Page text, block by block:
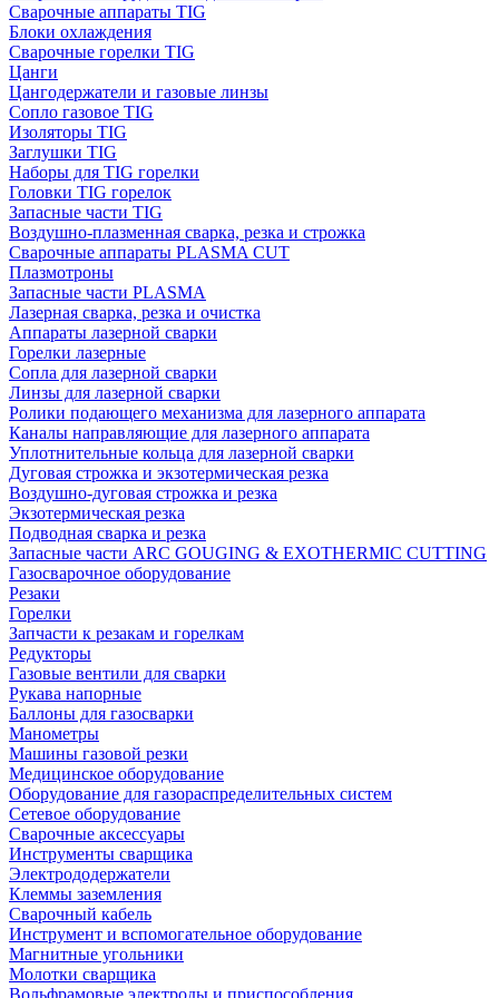
Сварочные аппараты TIG
Блоки охлаждения
Сварочные горелки TIG
Цанги
Цангодержатели и газовые линзы
Сопло газовое TIG
Изоляторы TIG
Заглушки TIG
Наборы для TIG горелки
Головки TIG горелок
Запасные части TIG
Воздушно-плазменная сварка, резка и строжка
Сварочные аппараты PLASMA CUT
Плазмотроны
Запасные части PLASMA
Лазерная сварка, резка и очистка
Аппараты лазерной сварки
Горелки лазерные
Сопла для лазерной сварки
Линзы для лазерной сварки
Ролики подающего механизма для лазерного аппарата
Каналы направляющие для лазерного аппарата
Уплотнительные кольца для лазерной сварки
Дуговая строжка и экзотермическая резка
Воздушно-дуговая строжка и резка
Экзотермическая резка
Подводная сварка и резка
Запасные части ARC GOUGING & EXOTHERMIC CUTTING
Газосварочное оборудование
Резаки
Горелки
Запчасти к резакам и горелкам
Редукторы
Газовые вентили для сварки
Рукава напорные
Баллоны для газосварки
Манометры
Машины газовой резки
Медицинское оборудование
Оборудование для газораспределительных систем
Сетевое оборудование
Сварочные аксессуары
Инструменты сварщика
Электрододержатели
Клеммы заземления
Сварочный кабель
Инструмент и вспомогательное оборудование
Магнитные угольники
Молотки сварщика
Вольфрамовые электроды и приспособления